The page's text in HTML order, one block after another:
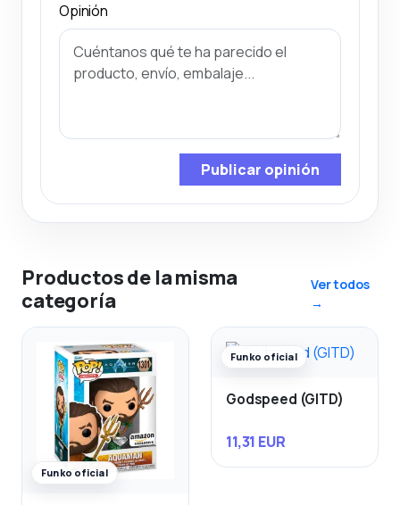
Opinión
Publicar opinión
Productos de la misma
categoría
Ver todos
→
Funko oficial
Funko oficial
Godspeed (GITD)
11,31 EUR